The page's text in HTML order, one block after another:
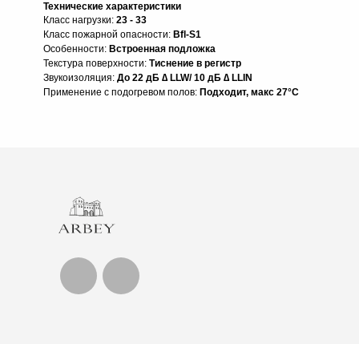
Технические характеристики
Класс нагрузки: 23 - 33
Класс пожарной опасности: Bfl-S1
Особенности: Встроенная подложка
Текстура поверхности: Тиснение в регистр
Звукоизоляция: До 22 дБ ∆ LLW/ 10 дБ ∆ LLIN
Применение с подогревом полов: Подходит, макс 27°C